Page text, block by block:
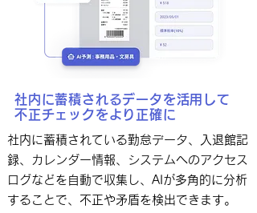
社内に蓄積されるデータを活用して
不正チェックをより正確に
社内に蓄積されている勤怠データ、入退館記
録、カレンダー情報、システムへのアクセス
ログなどを自動で収集し、AIが多角的に分析
することで、不正や矛盾を検出できます。